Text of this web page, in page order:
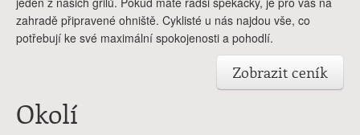
zahradě připravené ohniště. Cyklisté u nás najdou vše, co
potřebují ke své maximální spokojenosti a pohodlí.
Zobrazit ceník
Okolí